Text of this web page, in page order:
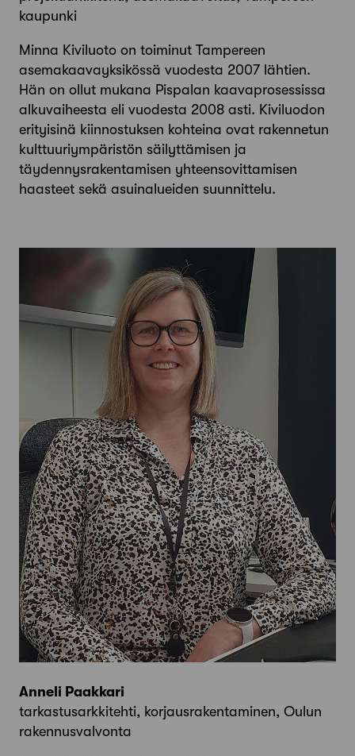
kaupunki
Minna Kiviluoto on toiminut Tampereen
asemakaavayksikössä vuodesta 2007 lähtien.
Hän on ollut mukana Pispalan kaavaprosessissa
alkuvaiheesta eli vuodesta 2008 asti. Kiviluodon
erityisinä kiinnostuksen kohteina ovat rakennetun
kulttuuriympäristön säilyttämisen ja
täydennysrakentamisen yhteensovittamisen
haasteet sekä asuinalueiden suunnittelu.
Anneli Paakkari
tarkastusarkkitehti, korjausrakentaminen, Oulun
rakennusvalvonta